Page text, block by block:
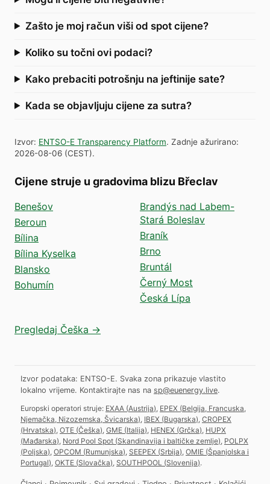
Zašto je moj račun viši od spot cijene?
Koliko su točni ovi podaci?
Kako prebaciti potrošnju na jeftinije sate?
Kada se objavljuju cijene za sutra?
Izvor: ENTSO-E Transparency Platform. Zadnje ažurirano:
2026-08-06 (CEST).
Cijene struje u gradovima blizu Břeclav
Benešov
Beroun
Bílina
Bílina Kyselka
Blansko
Bohumín
Brandýs nad Labem-
Stará Boleslav
Braník
Brno
Bruntál
Černý Most
Česká Lípa
Pregledaj Češka →
Izvor podataka: ENTSO-E. Svaka zona prikazuje vlastito
lokalno vrijeme. Kontaktirajte nas na sp@euenergy.live.
Europski operatori struje: EXAA (Austrija) EPEX (Belgija, Francuska,
Njemačka, Nizozemska, Švicarska) IBEX (Bugarska) CROPEX
(Hrvatska) OTE (Češka) GME (Italija) HENEX (Grčka) HUPX
(Mađarska) Nord Pool Spot (Skandinavija i baltičke zemlje) POLPX
(Poljska) OPCOM (Rumunjska) SEEPEX (Srbija) OMIE (Španjolska i
Portugal) OKTE (Slovačka) SOUTHPOOL (Slovenija).